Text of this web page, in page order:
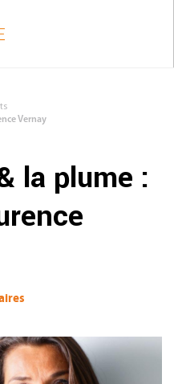
Vernay
la plume :